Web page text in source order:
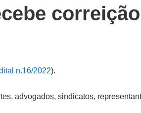
n.16/2022).
advogados, sindicatos,